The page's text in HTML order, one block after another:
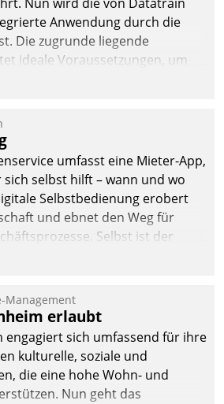
Anwendung durch die
Die zugrunde liegende
ideale Voraussetzungen, um
App zu erweitern und weitere
umfasst eine Mieter-App,
selbst hilft – wann und wo
Selbstbedienung erobert
und ebnet den Weg für
Selbst ist der
Serviceanbieter.
Management
erlaubt
engagiert sich umfassend für ihre
kulturelle, soziale und
die eine hohe Wohn- und
Nun geht das